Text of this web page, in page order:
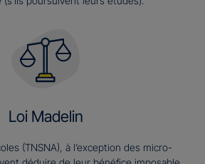
Loi Madelin
(TNSNA), à l’exception des micro-